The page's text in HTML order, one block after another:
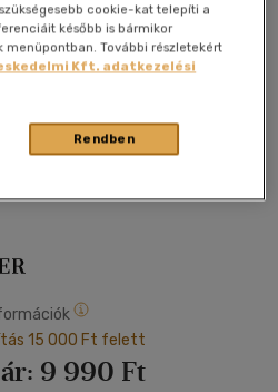
15 000 Ft felett
9 990 Ft
cookie-kat telepíti a
később is bármikor
menüpontban. További részletekért
Kft. adatkezelési
Rendben